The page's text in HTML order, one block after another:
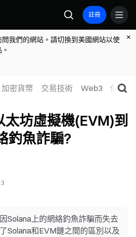
註冊
我們的網站。請切換到美國網站以使
加密貨幣 交易技術 Web3 傳統金
太坊虛擬機(EVM)到
釣魚詐騙?
Solana上的網絡釣魚詐騙而失去
Solana和EVM鏈之間的區別以及